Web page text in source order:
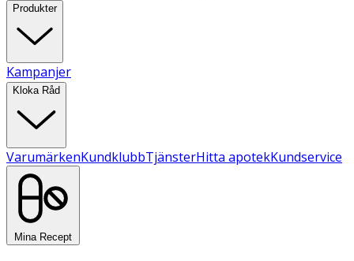
Produkter
Kampanjer
Kloka Råd
VarumärkenKundklubbTjänsterHitta apotekKundservice
Mina Recept